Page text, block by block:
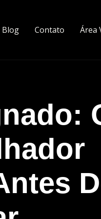
Blog Contato Área